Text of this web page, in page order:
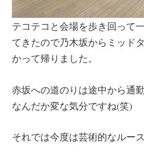
テコテコと会場を歩き回って
てきたので乃木坂からミッド
かって帰りました。
赤坂への道のりは途中から通
なんだか変な気分ですね(笑)
それでは今度は芸術的なルー